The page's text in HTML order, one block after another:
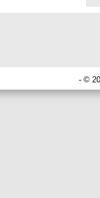
- ©